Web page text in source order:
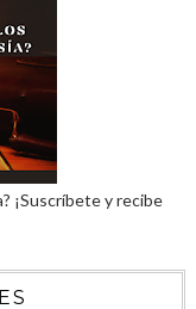
¡Suscríbete y recibe